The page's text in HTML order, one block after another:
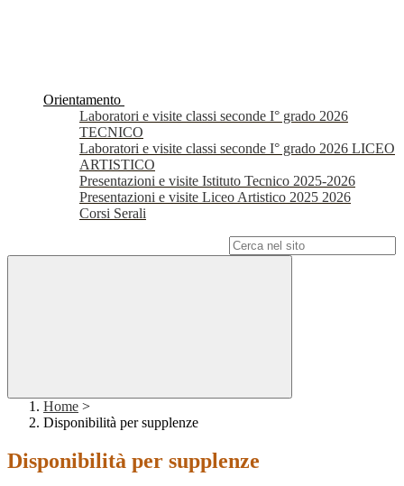
Orientamento
Laboratori e visite classi seconde I° grado 2026
TECNICO
Laboratori e visite classi seconde I° grado 2026 LICEO
ARTISTICO
Presentazioni e visite Istituto Tecnico 2025-2026
Presentazioni e visite Liceo Artistico 2025 2026
Corsi Serali
Home >
Disponibilità per supplenze
Disponibilità per supplenze